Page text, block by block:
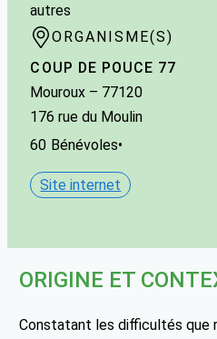
autres
ORGANISME(S)
COUP DE POUCE 77
Mouroux – 77120
176 rue du Moulin
60 Bénévoles•
Site internet
ORIGINE ET
Constatant les difficultés que